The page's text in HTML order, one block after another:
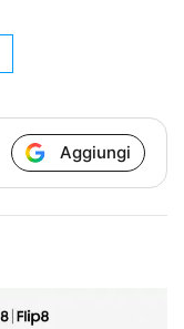
Aggiungi